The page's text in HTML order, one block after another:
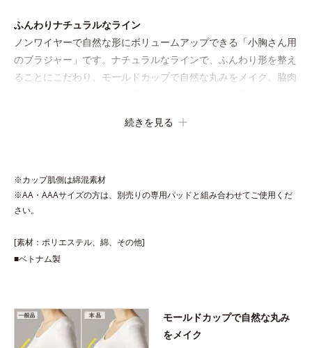
ふんわりナチュラルなライン
ノンワイヤーで自然な形にボリュームアップできる「小胸さん用
のブラジャー」です。ナチュラルなラインで、ふんわり形を整え
ることにこだわり、モールドカップで自然な丸みをメイク。脇肉
パカパカ浮かない！
カップの間に伸び止め素材を内蔵しているので、ズレずに安定を
胸元が気になりません。
き、ブラジャーと組み合わせてご使用ください。
続きを見る
※カップ肌側は綿混素材
※AA・AAAサイズの方は、別売りの専用パッドと組み合わせてご使用くだ
さい。
[素材：ポリエステル、綿、その他]
■ベトナム製
モールドカップで自然な丸み
をメイク